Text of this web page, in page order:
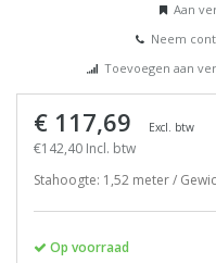
Aan
Neem
Toevoegen aan
€ 117,69 Excl. btw
€142,40 Incl. btw
Stahoogte: 1,52 meter /
Op voorraad